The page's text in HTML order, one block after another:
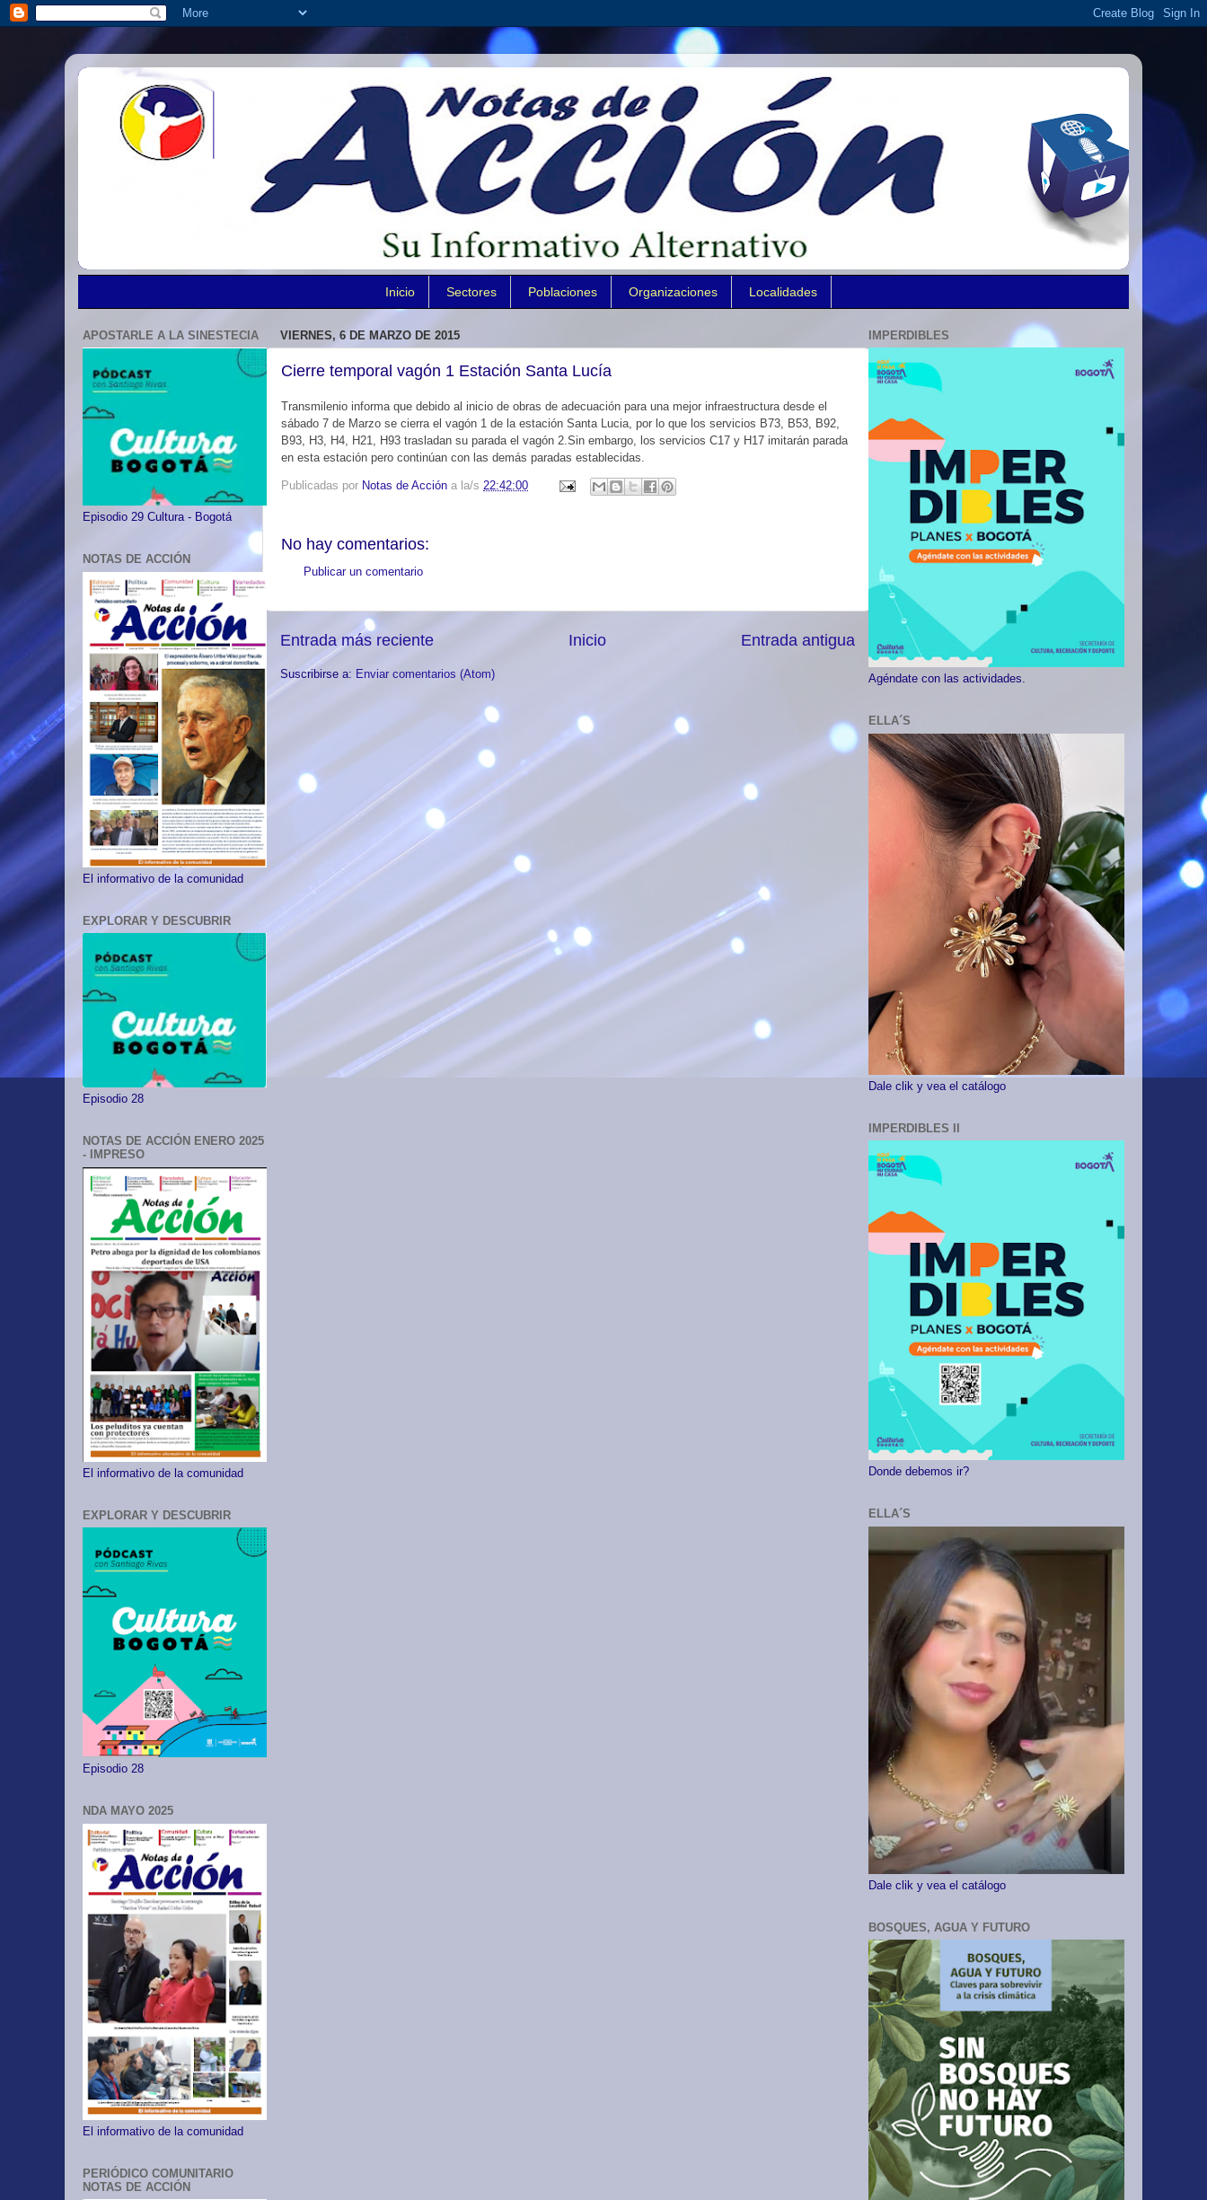
Inicio Sectores Poblaciones Organizaciones Localidades
VIERNES, 6 DE MARZO DE 2015
Cierre temporal vagón 1 Estación Santa Lucía
Transmilenio informa que debido al inicio de obras de adecuación para una mejor infraestructura desde el
sábado 7 de Marzo se cierra el vagón 1 de la estación Santa Lucia, por lo que los servicios B73, B53, B92,
B93, H3, H4, H21, H93 trasladan su parada el vagón 2.Sin embargo, los servicios C17 y H17 imitarán parada
en esta estación pero continúan con las demás paradas establecidas.
Publicadas por Notas de Acción a la/s 22:42:00
No hay comentarios:
Publicar un comentario
Entrada más reciente Entrada antigua
Inicio
Suscribirse a: Enviar comentarios (Atom)
APOSTARLE A LA SINESTECIA
Episodio 29 Cultura - Bogotá
NOTAS DE ACCIÓN
El informativo de la comunidad
EXPLORAR Y DESCUBRIR
Episodio 28
NOTAS DE ACCIÓN ENERO 2025
- IMPRESO
El informativo de la comunidad
EXPLORAR Y DESCUBRIR
Episodio 28
NDA MAYO 2025
El informativo de la comunidad
PERIÓDICO COMUNITARIO
NOTAS DE ACCIÓN
IMPERDIBLES
Agéndate con las actividades.
ELLA´S
Dale clik y vea el catálogo
IMPERDIBLES II
Donde debemos ir?
ELLA´S
Dale clik y vea el catálogo
BOSQUES, AGUA Y FUTURO